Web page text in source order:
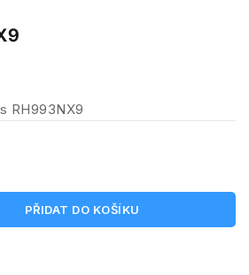
RH993NX9
PŘIDAT DO KOŠÍKU